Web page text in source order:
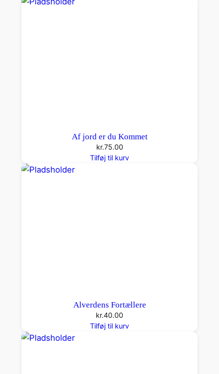
t
Af jord er du Kommet
kr.75.00
Tilføj til kurv
Alverdens Fortællere
kr.40.00
Tilføj til kurv